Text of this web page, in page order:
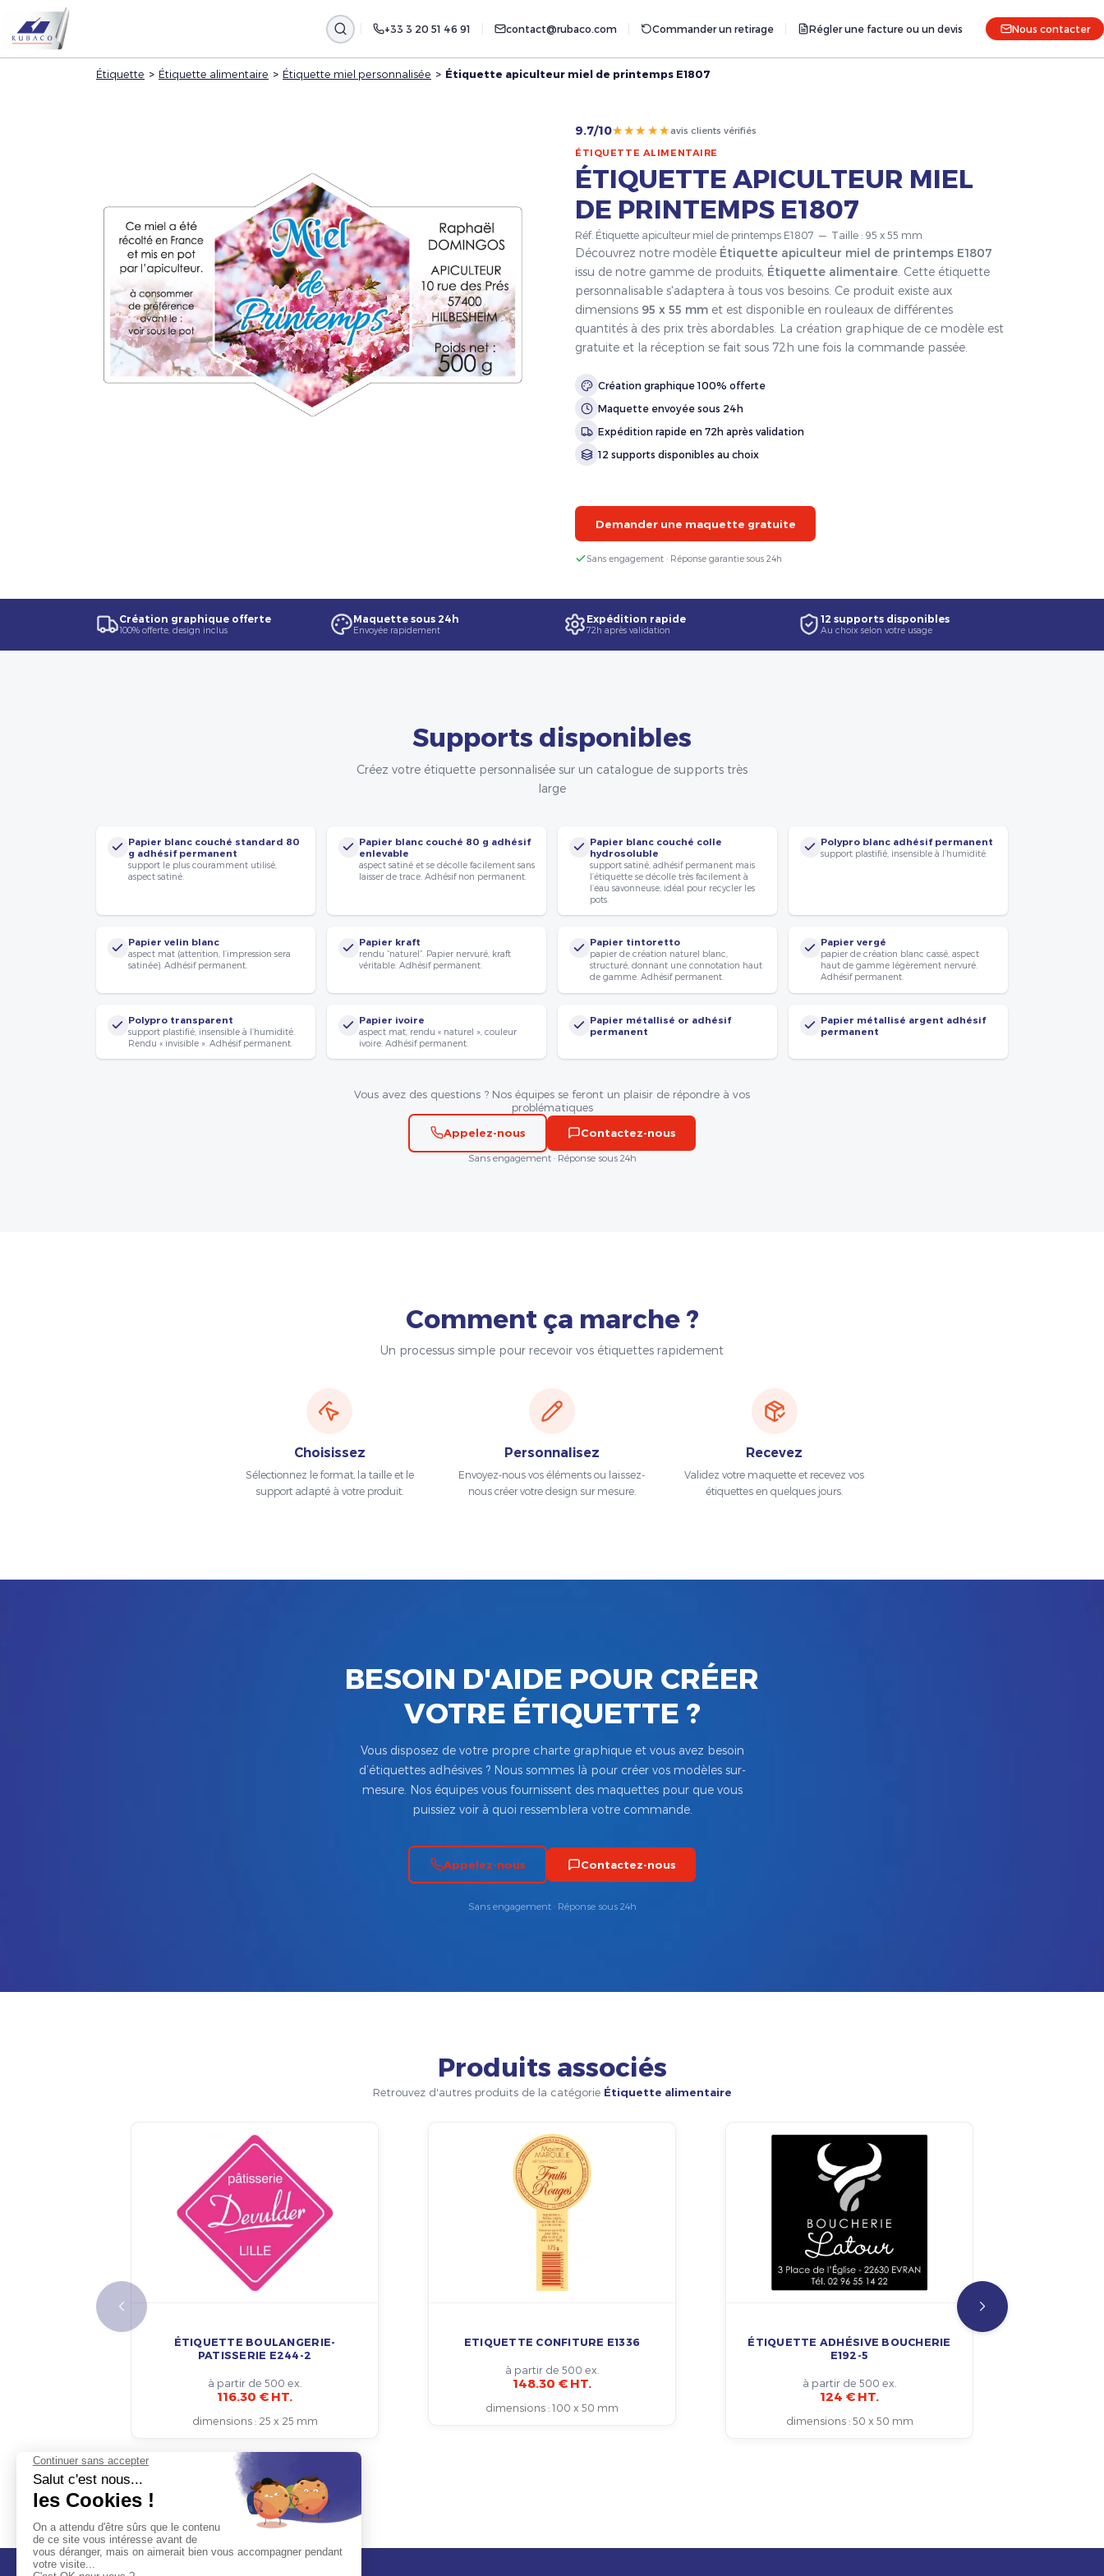
+33 3 20 51 46 91 contact@rubaco.com Commander un retirage Régler une facture ou un devis Nous contacter
Étiquette > Étiquette alimentaire > Étiquette miel personnalisée > Étiquette apiculteur miel de printemps E1807
9.7/10★★★★★avis clients vérifiés
ÉTIQUETTE ALIMENTAIRE
ÉTIQUETTE APICULTEUR MIEL
DE PRINTEMPS E1807
Réf. Étiquette apiculteur miel de printemps E1807 — Taille : 95 x 55 mm
Découvrez notre modèle Étiquette apiculteur miel de printemps E1807
issu de notre gamme de produits, Étiquette alimentaire . Cette étiquette
personnalisable s'adaptera à tous vos besoins. Ce produit existe aux
dimensions 95 x 55 mm et est disponible en rouleaux de différentes
quantités à des prix très abordables. La création graphique de ce modèle est
gratuite et la réception se fait sous 72h une fois la commande passée.
Création graphique 100% offerte
Maquette envoyée sous 24h
Expédition rapide en 72h après validation
12 supports disponibles au choix
Demander une maquette gratuite
Sans engagement · Réponse garantie sous 24h
Création graphique offerte
100% offerte, design inclus
Maquette sous 24h
Envoyée rapidement
Expédition rapide
72h après validation
12 supports disponibles
Au choix selon votre usage
Supports disponibles
Créez votre étiquette personnalisée sur un catalogue de supports très
large
Papier blanc couché standard 80
g adhésif permanent
support le plus couramment utilisé,
aspect satiné.
Papier blanc couché 80 g adhésif
enlevable
aspect satiné et se décolle facilement sans
laisser de trace. Adhésif non permanent.
Papier blanc couché colle
hydrosoluble
support satiné, adhésif permanent mais
l’étiquette se décolle très facilement à
l’eau savonneuse, idéal pour recycler les
pots.
Polypro blanc adhésif permanent
support plastifié, insensible à l’humidité.
Papier velin blanc
aspect mat (attention, l’impression sera
satinée). Adhésif permanent.
Papier kraft
rendu “naturel”. Papier nervuré, kraft
véritable. Adhésif permanent.
Papier tintoretto
papier de création naturel blanc,
structuré, donnant une connotation haut
de gamme. Adhésif permanent.
Papier vergé
papier de création blanc cassé, aspect
haut de gamme légèrement nervuré.
Adhésif permanent.
Polypro transparent
support plastifié, insensible à l’humidité.
Rendu « invisible ». Adhésif permanent.
Papier ivoire
aspect mat, rendu « naturel », couleur
ivoire. Adhésif permanent.
Papier métallisé or adhésif
permanent
Papier métallisé argent adhésif
permanent
Vous avez des questions ? Nos équipes se feront un plaisir de répondre à vos
problématiques
Appelez-nous
Contactez-nous
Sans engagement · Réponse sous 24h
Comment ça marche ?
Un processus simple pour recevoir vos étiquettes rapidement
Choisissez
Sélectionnez le format, la taille et le
support adapté à votre produit.
Personnalisez
Envoyez-nous vos éléments ou laissez-
nous créer votre design sur mesure.
Recevez
Validez votre maquette et recevez vos
étiquettes en quelques jours.
BESOIN D'AIDE POUR CRÉER
VOTRE ÉTIQUETTE ?
Vous disposez de votre propre charte graphique et vous avez besoin
d’étiquettes adhésives ? Nous sommes là pour créer vos modèles sur-
mesure. Nos équipes vous fournissent des maquettes pour que vous
puissiez voir à quoi ressemblera votre commande.
Appelez-nous Contactez-nous
Sans engagement · Réponse sous 24h
Produits associés
Retrouvez d'autres produits de la catégorie Étiquette alimentaire
ÉTIQUETTE BOULANGERIE-
PATISSERIE E244-2
à partir de 500 ex.
116.30 € HT.
dimensions: 25 x 25 mm
ETIQUETTE CONFITURE E1336
à partir de 500 ex.
148.30 € HT.
dimensions : 100 x 50 mm
ÉTIQUETTE ADHÉSIVE BOUCHERIE
E192-5
à partir de 500 ex.
124 € HT.
dimensions: 50 x 50 mm